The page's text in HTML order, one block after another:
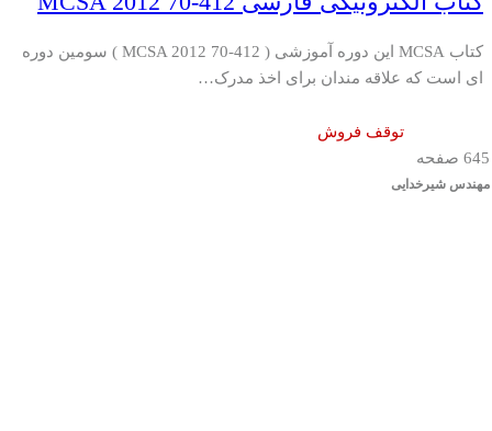
کتاب MCSA این دوره آموزشی ( MCSA 2012 70-412 ) سومین دوره
ای است که علاقه مندان برای اخذ مدرک…
توقف فروش
645 صفحه
مهندس شیرخدایی